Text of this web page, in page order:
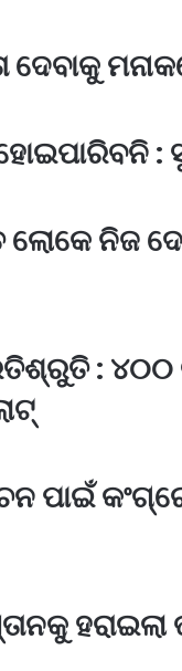
ଦେବାକୁ
:
ଲୋକେ ନିଜ
: ୪୦୦
ପାଇଁ
ହରାଇଲା